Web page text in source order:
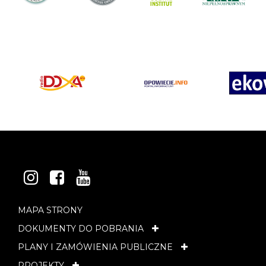
INSTAGRAM
FACEBOOK
YOUTUBE
MAPA STRONY
DOKUMENTY DO POBRANIA
PLANY I ZAMÓWIENIA PUBLICZNE